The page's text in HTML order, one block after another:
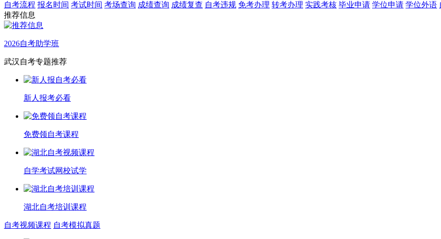
自考流程 报名时间 考试时间 考场查询 成绩查询 成绩复查 自考违规 免考办理 转考办理 实践考核 毕业申请 学位申请 学位外语
推荐信息
2026自考助学班
武汉自考专题推荐
新人报考必看
免费领自考课程
自学考试网校试学
湖北自考培训课程
自考视频课程 自考模拟真题